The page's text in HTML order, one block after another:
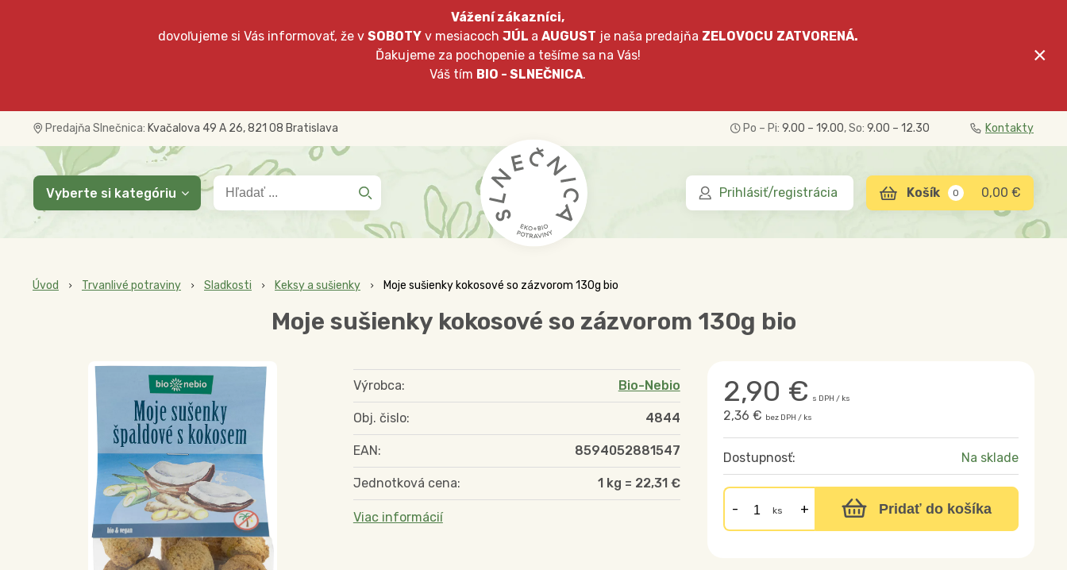
Vážení zákazníci,
dovoľujeme si Vás informovať, že v SOBOTYv mesiacoch JÚL a AUGUST je naša predajňa ZELOVOCU ZATVORENÁ.
Ďakujeme za pochopenie a tešíme sa na Vás!
Váš tím BIO - SLNEČNICA.
×
Predajňa Slnečnica: Kvačalova 49 A 26, 821 08 Bratislava Po – Pi: 9.00 – 19.00, So: 9.00 – 12.30 Kontakty
Prihlásiť/registrácia 0,00 €
0
Úvod Trvanlivé potraviny Sladkosti Keksy a sušienky Moje sušienky kokosové so zázvorom 130g bio
Moje sušienky kokosové so zázvorom 130g bio
2,90 € s DPH / ks
2,36 € bez DPH / ks
Dostupnosť: Na sklade
ks Pridať do košíka
Výrobca: Bio-Nebio
Obj. čislo: 4844
EAN: 8594052881547
Jednotková cena: 1 kg = 22,31 €
Viac informácií
Vyberte si kategóriu